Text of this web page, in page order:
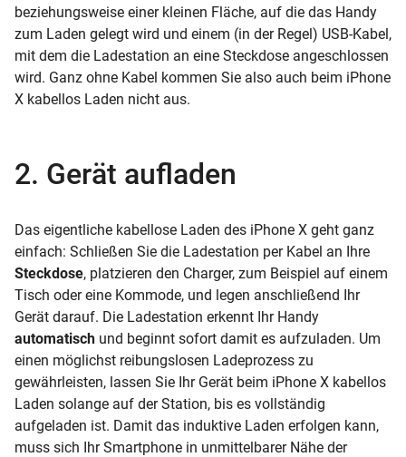
beziehungsweise einer kleinen Fläche, auf die das Handy
zum Laden gelegt wird und einem (in der Regel) USB-Kabel,
mit dem die Ladestation an eine Steckdose angeschlossen
wird. Ganz ohne Kabel kommen Sie also auch beim iPhone
X kabellos Laden nicht aus.
2. Gerät aufladen
Das eigentliche kabellose Laden des iPhone X geht ganz
einfach: Schließen Sie die Ladestation per Kabel an Ihre
Steckdose, platzieren den Charger, zum Beispiel auf einem
Tisch oder eine Kommode, und legen anschließend Ihr
Gerät darauf. Die Ladestation erkennt Ihr Handy
automatisch und beginnt sofort damit es aufzuladen. Um
einen möglichst reibungslosen Ladeprozess zu
gewährleisten, lassen Sie Ihr Gerät beim iPhone X kabellos
Laden solange auf der Station, bis es vollständig
aufgeladen ist. Damit das induktive Laden erfolgen kann,
muss sich Ihr Smartphone in unmittelbarer Nähe der